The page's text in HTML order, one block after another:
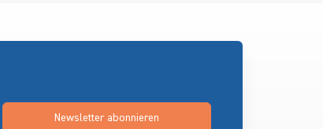
Newsletter abonnieren